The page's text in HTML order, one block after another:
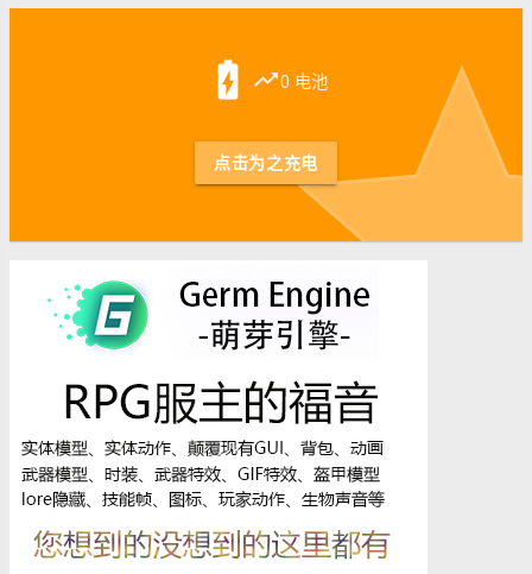
battery_charging_full trending_up0 电池
点击为之充电